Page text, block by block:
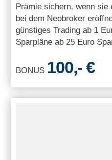
Prämie sichern, wenn sie
bei dem Neobroker
günstiges Trading ab 1
Sparpläne ab 25 Euro
BONUS 100,- €